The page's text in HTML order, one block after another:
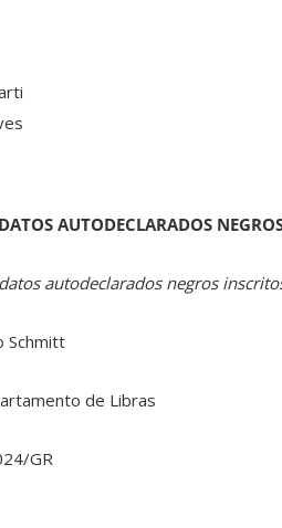
AUTODECLARADOS
autodeclarados negros
Schmitt
de Libras
GR